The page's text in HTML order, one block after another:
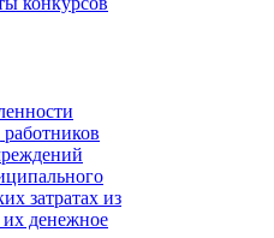
затратах из
денежное